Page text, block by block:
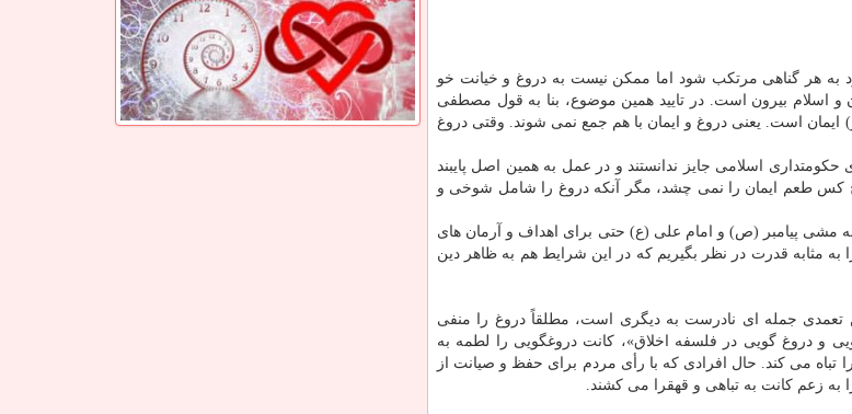
به هر گناهی مرتكب شود اما ممكن نیست به دروغ و خیانت خو
و اسلام بیرون است. در تایید همین موضوع، بنا به قول مصطفی
ایمان است. یعنی دروغ و ایمان با هم جمع نمی شوند. وقتی دروغ
اسلامی جایز ندانستند و در عمل به همین اصل پایبند
كس طعم ایمان را نمی چشد، مگر آنكه دروغ را شامل شوخی و
به مشی پیامبر (ص) و امام علی (ع) حتی برای اهداف و آرمان های
مثابه قدرت در نظر بگیریم كه در این شرایط هم به ظاهر دین
تعمدی جمله ای نادرست به دیگری است، مطلقاً دروغ را منفی
و دروغ گویی در فلسفه اخلاق»، كانت دروغگویی را لطمه به
تباه می كند. حال افرادی كه با رأی مردم برای حفظ و صیانت از
زعم كانت به تباهی و قهقرا می كشند.